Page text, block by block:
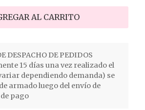
AL CARRITO
DESPACHO DE PEDIDOS
15 días una vez realizado el
dependiendo demanda) se
armado luego del envío de
pago